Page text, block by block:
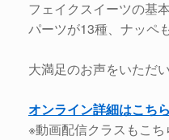
フェイクスイーツの基
パーツが13種、ナッペ
大満足のお声をいただ
オンライン詳細はこちら
※動画配信クラスもこち